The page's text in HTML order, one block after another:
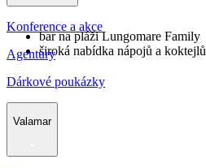
bar na pláži Lungomare Family
široká nabídka nápojů a koktejlů
Konference a akce
Agentury
Dárkové poukázky
Valamar